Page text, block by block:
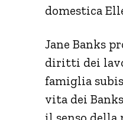
domestica
Jane Banks
diritti dei
famiglia
vita dei